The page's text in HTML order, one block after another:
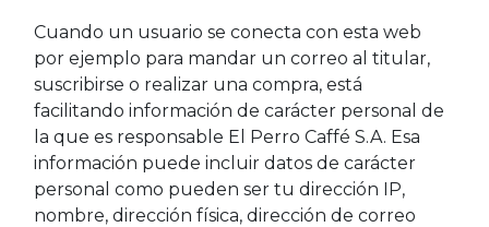
Cuando un usuario se conecta con esta web
por ejemplo para mandar un correo al titular,
suscribirse o realizar una compra, está
facilitando información de carácter personal de
la que es responsable El Perro Caffé S.A. Esa
información puede incluir datos de carácter
personal como pueden ser tu dirección IP,
nombre, dirección física, dirección de correo